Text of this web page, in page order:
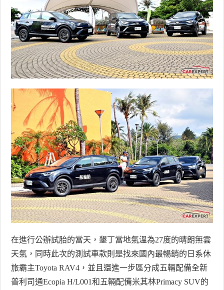
在進行公辦試胎的當天，墾丁當地氣溫為27度的晴朗無雲
天氣，同時此次的測試車款則是找來國內最暢銷的日系休
旅霸主Toyota RAV4 ，並且還進一步區分成五輛配備全新
普利司通Ecopia H/L001和五輛配備米其林Primacy SUV的